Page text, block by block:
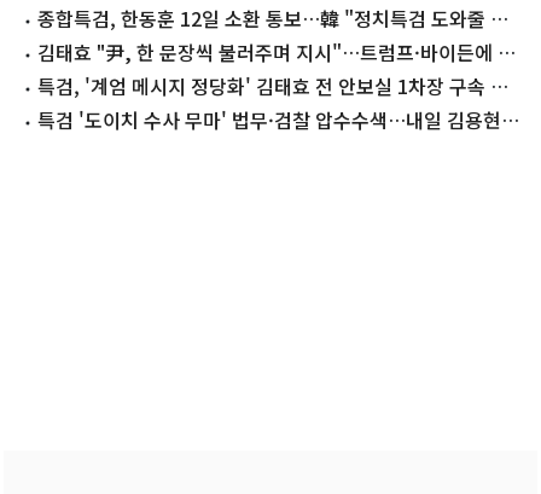
종합특검, 한동훈 12일 소환 통보…韓 "정치특검 도와줄 생
각 없다"(종합)
김태효 "尹, 한 문장씩 불러주며 지시"…트럼프·바이든에 전
달된 '계엄 메시지'
특검, '계엄 메시지 정당화' 김태효 전 안보실 1차장 구속 기
소 특검 '도이치 수사 무마' 법무·검찰 압수수색…내일 김용현